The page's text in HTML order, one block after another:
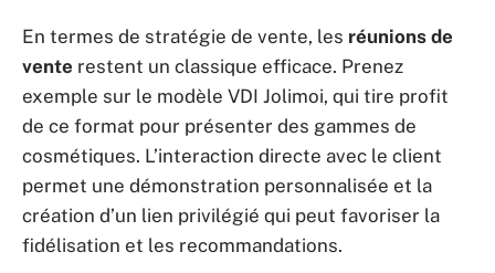
En termes de stratégie de vente, les réunions de
vente restent un classique efficace. Prenez
exemple sur le modèle VDI Jolimoi, qui tire profit
de ce format pour présenter des gammes de
cosmétiques. L’interaction directe avec le client
permet une démonstration personnalisée et la
création d’un lien privilégié qui peut favoriser la
fidélisation et les recommandations.